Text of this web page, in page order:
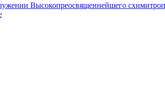
Высокопреосвященнейшего